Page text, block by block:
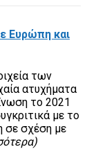
Ευρώπη και
των
ατυχήματα
το 2021
με το
σε σχέση με